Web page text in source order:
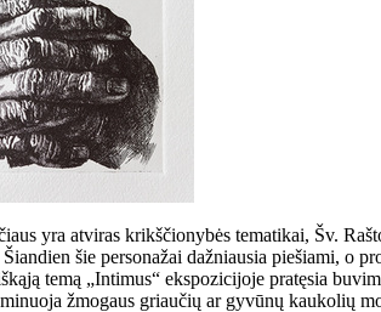
yra atviras krikščionybės tematikai, Šv.
šie personažai dažniausia piešiami, o
temą „Intimus“ ekspozicijoje pratęsia
žmogaus griaučių ar gyvūnų kaukolių